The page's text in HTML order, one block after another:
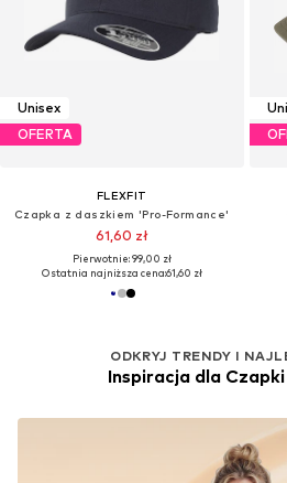
Unisex
OFERTA
FLEXFIT
Czapka z daszkiem 'Pro-Formance'
61,60 zł
Pierwotnie: 99,00 zł
Ostatnia najniższa cena:61,60 zł
ODKRYJ TRENDY I
Inspiracja dla